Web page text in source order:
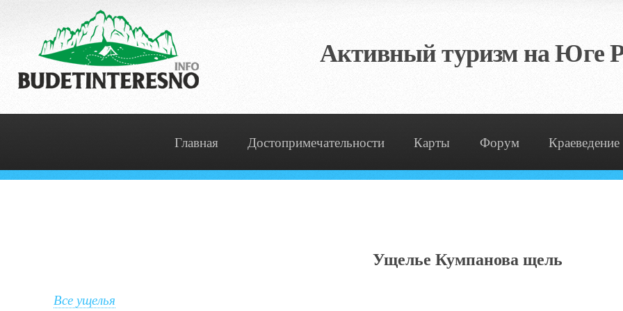
Активный туризм на Юге
Главная Достопримечательности Карты Форум Краеведение
Ущелье Кумпанова щель
Все ущелья